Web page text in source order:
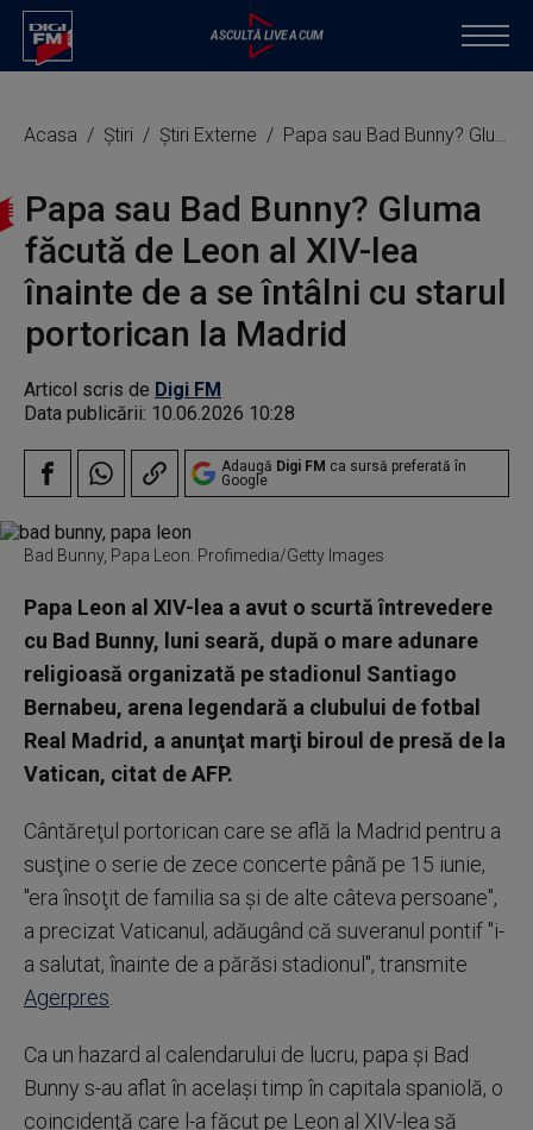
Acasa Știri Știri Externe Papa sau Bad Bunny? Gluma făcută de Leon al XIV-lea înainte de a se întâlni cu starul portorican la Madrid
Papa sau Bad Bunny? Gluma
făcută de Leon al XIV-lea
înainte de a se întâlni cu starul
portorican la Madrid
Articol scris de Digi FM
Data publicării: 10.06.2026 10:28
Adaugă Digi FM ca sursă preferată în
Google
Bad Bunny, Papa Leon. Profimedia/Getty Images
Papa Leon al XIV-lea a avut o scurtă întrevedere
cu Bad Bunny, luni seară, după o mare adunare
religioasă organizată pe stadionul Santiago
Bernabeu, arena legendară a clubului de fotbal
Real Madrid, a anunţat marţi biroul de presă de la
Vatican, citat de AFP.
Cântăreţul portorican care se află la Madrid pentru a
susţine o serie de zece concerte până pe 15 iunie,
"era însoţit de familia sa şi de alte câteva persoane",
a precizat Vaticanul, adăugând că suveranul pontif "i-
a salutat, înainte de a părăsi stadionul", transmite
Agerpres
Ca un hazard al calendarului de lucru, papa şi Bad
Bunny s-au aflat în acelaşi timp în capitala spaniolă, o
coincidenţă care l-a făcut pe Leon al XIV-lea să